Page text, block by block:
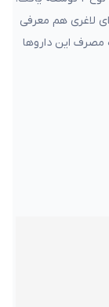
لاغری هم معرفی
این داروها